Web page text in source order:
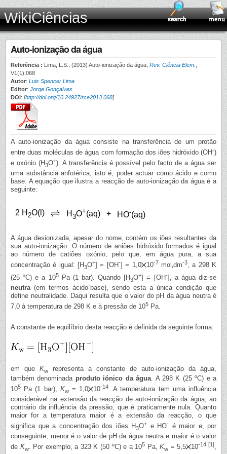
WikiCiências
Auto-ionização da água
Referência : Lima, L.S., (2013) Auto-ionização da água, Rev. Ciência Elem.
V1(1):068
Autor: Luis Spencer Lima
Editor: Jorge Gonçalves
DOI: [http://doi.org/10.24927/rce2013.068]
A auto-ionização da água consiste na transferência de um protão
entre duas moléculas de água com formação dos iões hidróxido (OH-)
e oxónio (H3O+). A transferência é possível pelo facto de a água ser
uma substância anfotérica, isto é, poder actuar como ácido e como
base. A equação que ilustra a reacção de auto-ionização da água é a
seguinte:
2 H 2O(l) H 3O+(aq) + HO-(aq)
A água desionizada, apesar do nome, contém os iões resultantes da
sua auto-ionização. O número de aniões hidróxido formados é igual
ao número de catiões oxónio, pelo que, em água pura, a sua
concentração é igual: [H3O+ ] = [OH-] = 1,0 10-7 mol dm-3, a 298 K
(25 ºC) e a 105Pa (1 bar). Quando [H3O+] = [OH-], a água diz-se
neutra(em termos ácido-base), sendo esta a única condição que
define neutralidade. Daqui resulta que o valor do pH da água neutra é
7,0 à temperatura de 298 K e à pressão de 105 Pa.
A constante de equilíbrio desta reacção é definida da seguinte forma:
em que Kw
representa a constante de auto-ionização da água,
também denominada produto iónico da água. A 298 K (25 ºC) e a
105 Pa (1 bar), Kw= 1,0 10-14. A temperatura tem uma influência
considerável na extensão da reacção de auto-ionização da água, ao
contrário da influência da pressão, que é praticamente nula. Quanto
maior for a temperatura maior é a extensão da reacção, o que
significa que a concentração dos iões H3O+ e HO- é maior e, por
conseguinte, menor é o valor de pH da água neutra e maior é o valor
de Kw. Por exemplo, a 323 K (50 ºC) e a 105 Pa,Kw = 5,5 10-14 [1],